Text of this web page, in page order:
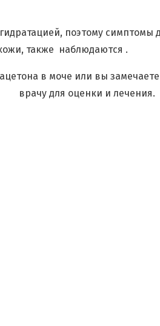
поэтому симптомы
также наблюдаются .
в моче или вы
врачу для оценки и лечения.